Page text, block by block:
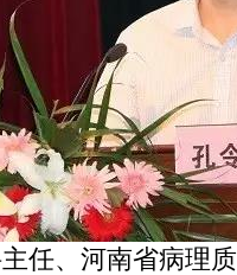
任、河南省病理